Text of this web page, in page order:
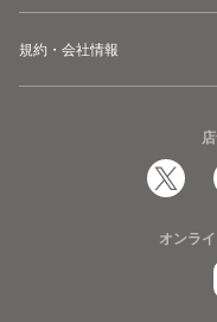
規約・会社情報
オンラ